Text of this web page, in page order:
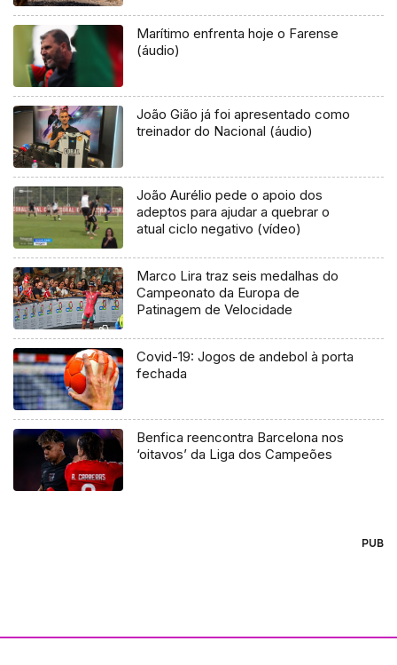
Marítimo enfrenta hoje o Farense
(áudio)
João Gião já foi apresentado como
treinador do Nacional (áudio)
João Aurélio pede o apoio dos
adeptos para ajudar a quebrar o
atual ciclo negativo (vídeo)
Marco Lira traz seis medalhas do
Campeonato da Europa de
Patinagem de Velocidade
Covid-19: Jogos de andebol à porta
fechada
Benfica reencontra Barcelona nos
‘oitavos’ da Liga dos Campeões
PUB